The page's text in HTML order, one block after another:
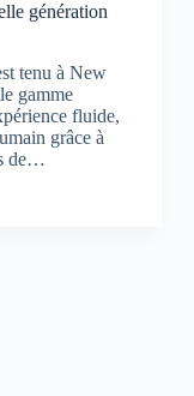
génération
tenu à New
gamme
fluide,
grâce à
de…